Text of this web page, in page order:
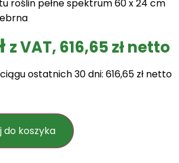
roślin pełne spektrum 60 x 24 cm
z VAT,616,65złnetto
ostatnich 30 dni: 616,65 zł netto
do koszyka